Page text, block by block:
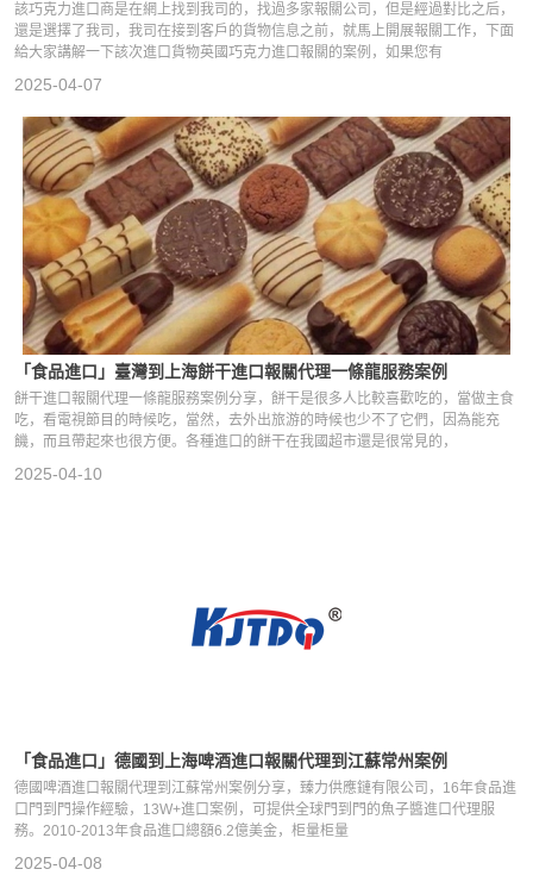
該巧克力進口商是在網上找到我司的，找過多家報關公司，但是經過對比之后，
還是選擇了我司，我司在接到客戶的貨物信息之前，就馬上開展報關工作，下面
給大家講解一下該次進口貨物英國巧克力進口報關的案例，如果您有
2025-04-07
「食品進口」臺灣到上海餅干進口報關代理一條龍服務案例
餅干進口報關代理一條龍服務案例分享，餅干是很多人比較喜歡吃的，當做主食
吃，看電視節目的時候吃，當然，去外出旅游的時候也少不了它們，因為能充
饑，而且帶起來也很方便。各種進口的餅干在我國超市還是很常見的，
2025-04-10
「食品進口」德國到上海啤酒進口報關代理到江蘇常州案例
德國啤酒進口報關代理到江蘇常州案例分享，臻力供應鏈有限公司，16年食品進
口門到門操作經驗，13W+進口案例，可提供全球門到門的魚子醬進口代理服
務。2010-2013年食品進口總額6.2億美金，柜量柜量
2025-04-08